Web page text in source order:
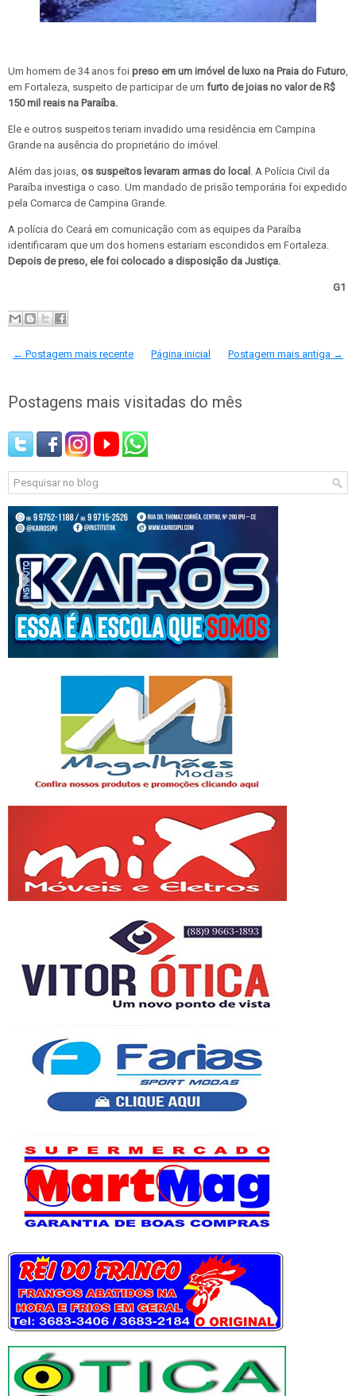
Um homem de 34 anos foi preso em um imóvel de luxo na Praia do Futuro
em Fortaleza, suspeito de participar de um furto de joias no valor de R$
150 mil reais na Paraíba.
Ele e outros suspeitos teriam invadido uma residência em Campina
Grande na ausência do proprietário do imóvel.
Além das joias, os suspeitos levaram armas do local . A Polícia Civil da
Paraíba investiga o caso. Um mandado de prisão temporária foi expedido
pela Comarca de Campina Grande.
A polícia do Ceará em comunicação com as equipes da Paraíba
identificaram que um dos homens estariam escondidos em Fortaleza.
Depois de preso, ele foi colocado a disposição da Justiça.
G1
← Postagem mais recente Postagem mais antiga →
Página inicial
Postagens mais visitadas do mês